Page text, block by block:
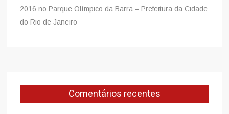
2016 no Parque Olímpico da Barra – Prefeitura da Cidade
do Rio de Janeiro
Comentários recentes